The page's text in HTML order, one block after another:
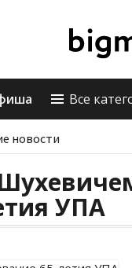
Все
новости
УПА